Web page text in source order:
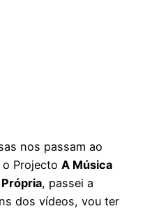
nos passam ao
Projecto A Música
, passei a
dos vídeos, vou ter